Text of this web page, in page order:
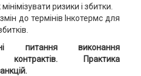
ризики і збитки.
до термінів Інкотермс для
питання виконання
контрактів. Практика